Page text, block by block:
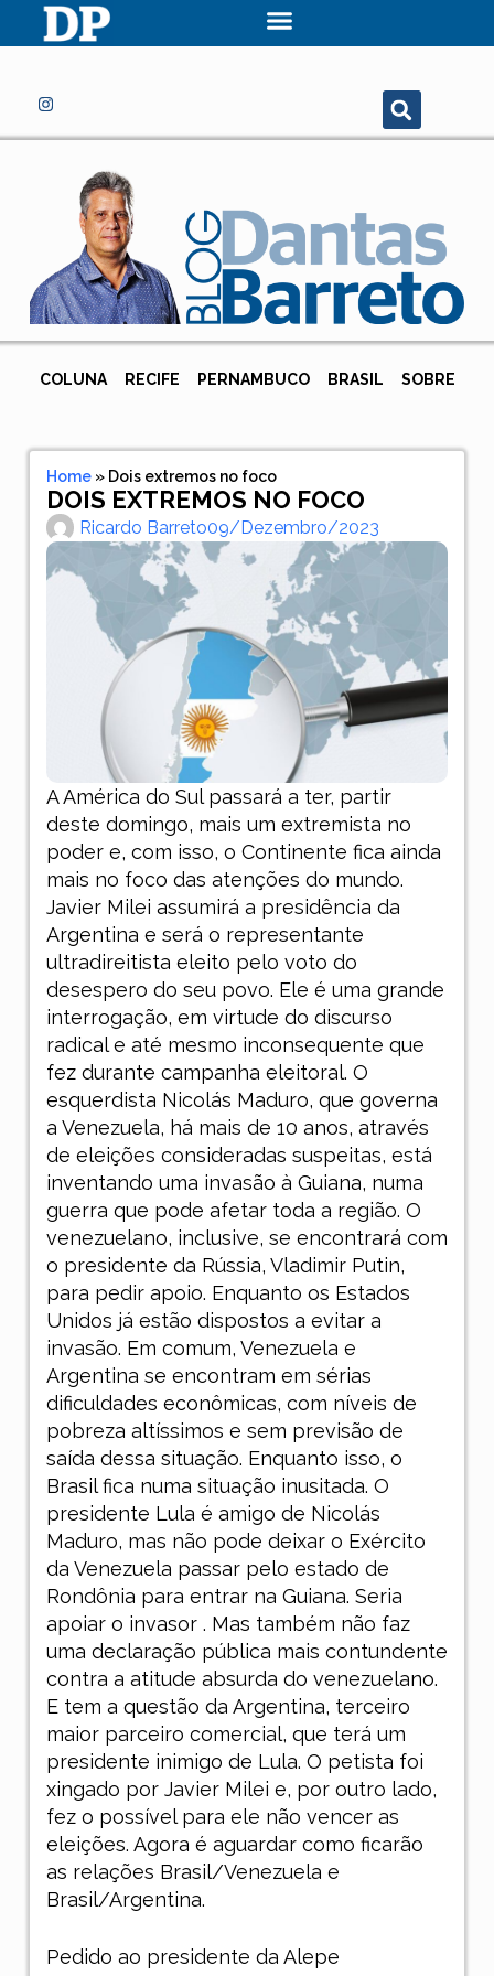
COLUNA RECIFE PERNAMBUCO BRASIL SOBRE
Home» Dois extremos no foco
DOIS EXTREMOS NO FOCO
Ricardo Barreto09/dezembro/2023
A América do Sul passará a ter, partir
deste domingo, mais um extremista no
poder e, com isso, o Continente fica ainda
mais no foco das atenções do mundo.
Javier Milei assumirá a presidência da
Argentina e será o representante
ultradireitista eleito pelo voto do
desespero do seu povo. Ele é uma grande
interrogação, em virtude do discurso
radical e até mesmo inconsequente que
fez durante campanha eleitoral. O
esquerdista Nicolás Maduro, que governa
a Venezuela, há mais de 10 anos, através
de eleições consideradas suspeitas, está
inventando uma invasão à Guiana, numa
guerra que pode afetar toda a região. O
venezuelano, inclusive, se encontrará com
o presidente da Rússia, Vladimir Putin,
para pedir apoio. Enquanto os Estados
Unidos já estão dispostos a evitar a
invasão. Em comum, Venezuela e
Argentina se encontram em sérias
dificuldades econômicas, com níveis de
pobreza altíssimos e sem previsão de
saída dessa situação. Enquanto isso, o
Brasil fica numa situação inusitada. O
presidente Lula é amigo de Nicolás
Maduro, mas não pode deixar o Exército
da Venezuela passar pelo estado de
Rondônia para entrar na Guiana. Seria
apoiar o invasor . Mas também não faz
uma declaração pública mais contundente
contra a atitude absurda do venezuelano.
E tem a questão da Argentina, terceiro
maior parceiro comercial, que terá um
presidente inimigo de Lula. O petista foi
xingado por Javier Milei e, por outro lado,
fez o possível para ele não vencer as
eleições. Agora é aguardar como ficarão
as relações Brasil/Venezuela e
Brasil/Argentina.
Pedido ao presidente da Alepe